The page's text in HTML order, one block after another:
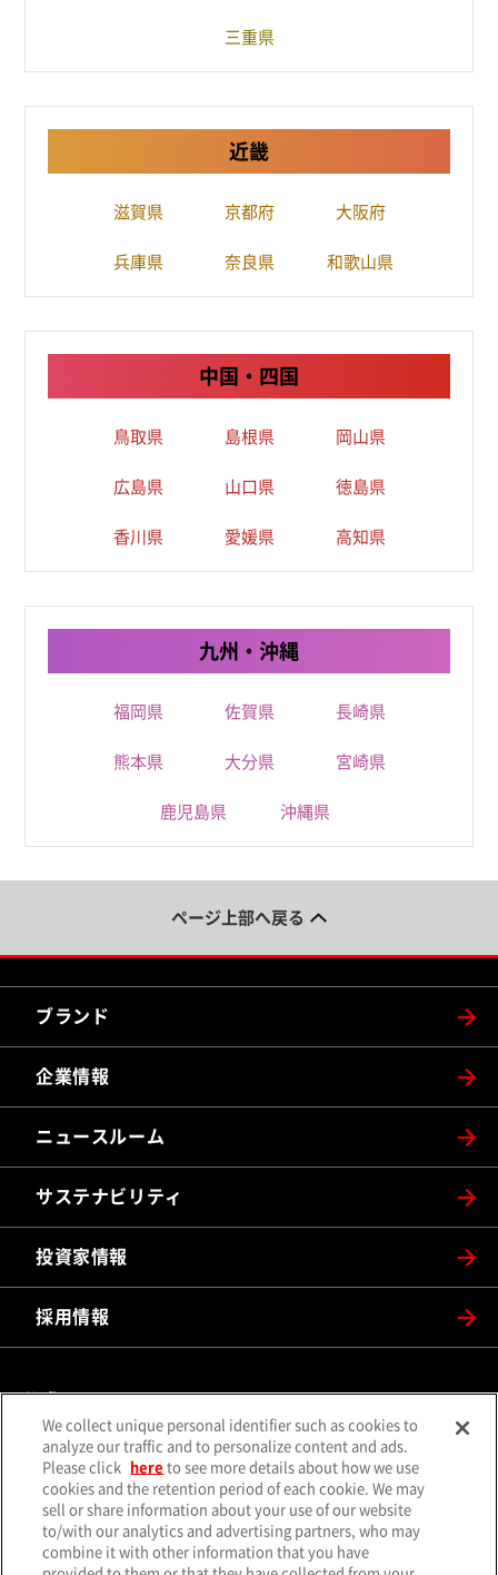
三重県
近畿
滋賀県 京都府 大阪府
兵庫県 奈良県 和歌山県
中国・四国
鳥取県 島根県 岡山県
広島県 山口県 徳島県
香川県 愛媛県 高知県
九州・沖縄
福岡県 佐賀県 長崎県
熊本県 大分県 宮崎県
鹿児島県 沖縄県
ページ上部へ戻る
ブランド
企業情報
ニュースルーム
サステナビリティ
投資家情報
採用情報
公式SNS
X（旧Twitter） （別ウィンドウで開く）
Facebook（別ウィンドウで開
Instagram （別ウィンドウで開く）YouTube（別ウィンドウで開
LINE（別ウィンドウで開く） メールマガジン（別ウィンド
ソーシャルメディア一覧
We collect unique personal identifier such as cookies to
analyze our traffic and to personalize content and ads.
Please click
here to see more details about how we use
cookies and the retention period of each cookie. We may
sell or share information about your use of our website
to/with our analytics and advertising partners, who may
combine it with other information that you have